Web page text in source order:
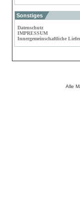
Sonstiges
Datenschutz
IMPRESSUM
Innergemeinschaftliche
Alle